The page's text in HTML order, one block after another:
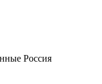
Россия